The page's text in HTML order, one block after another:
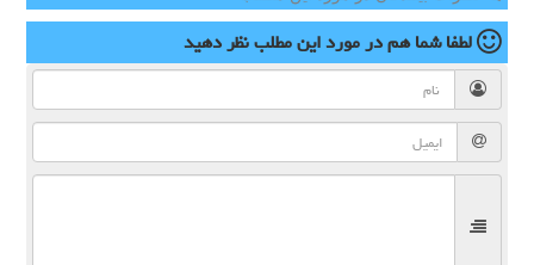
لطفا شما همدر مورد این مطلبنظر دهید